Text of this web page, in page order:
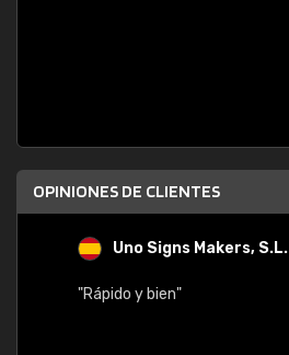
OPINIONES DE CLIENTES
Uno Signs Makers, S.L.
"Rápido y bien"